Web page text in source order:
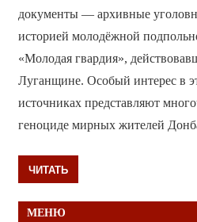
документы — архивные
историей молодёжной
«Молодая гвардия»,
Луганщине. Особый интерес в
источниках представляют
геноциде мирных жителей
ЧИТАТЬ
МЕНЮ